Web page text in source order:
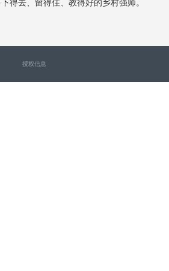
得去、留得住、教得好的乡村强师。
授权信息